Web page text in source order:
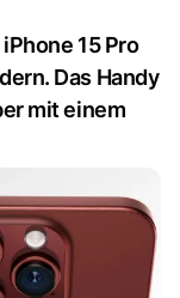
15 Pro
Das Handy
mit einem